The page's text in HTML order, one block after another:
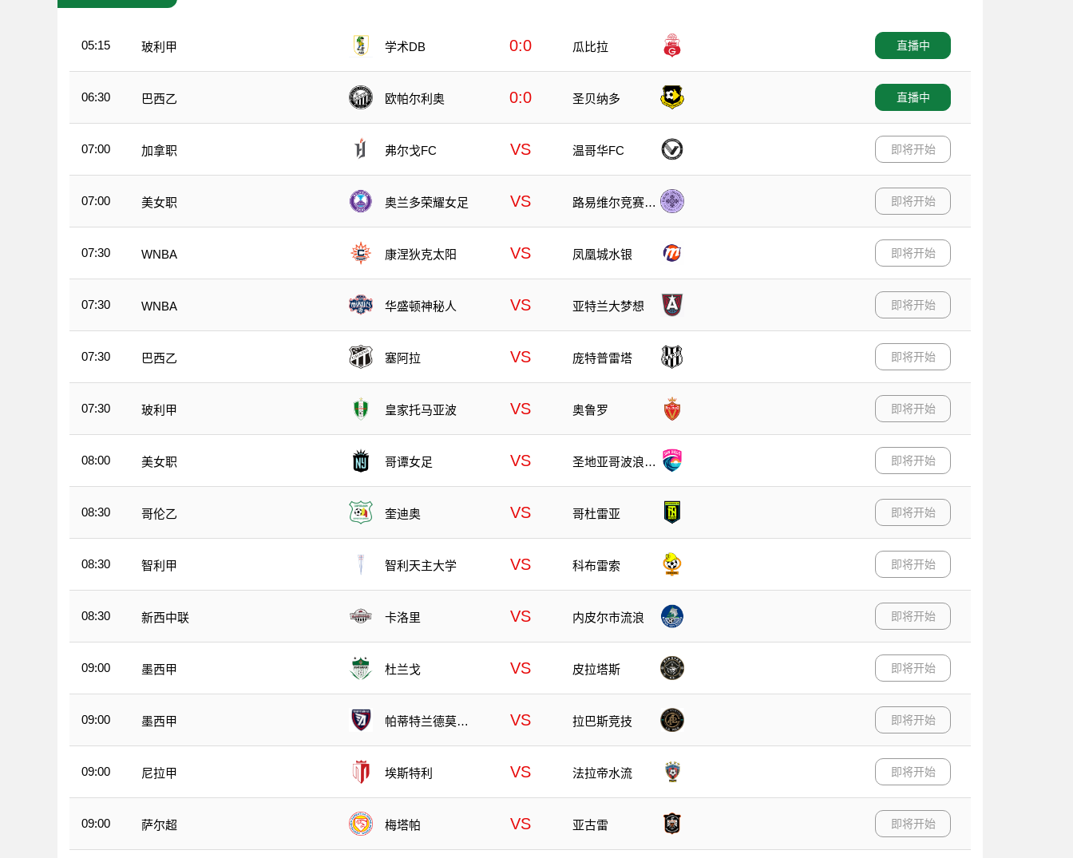
05:15 玻利甲 学术DB 0:0 瓜比拉 直播中
06:30 巴西乙 欧帕尔利奥 0:0 圣贝纳多 直播中
07:00 加拿职 弗尔戈FC VS 温哥华FC 即将开始
07:00 美女职 奥兰多荣耀女足 VS
路易维尔竞赛女
即将开始
07:30 WNBA 康涅狄克太阳 VS 凤凰城水银 即将开始
07:30 WNBA 华盛顿神秘人 VS 亚特兰大梦想 即将开始
07:30 巴西乙 塞阿拉 VS 庞特普雷塔 即将开始
07:30 玻利甲 皇家托马亚波 VS 奥鲁罗 即将开始
08:00 美女职 哥谭女足 VS
圣地亚哥波浪女
即将开始
08:30 哥伦乙 奎迪奥 VS 哥杜雷亚 即将开始
08:30 智利甲 智利天主大学 VS 科布雷索 即将开始
08:30 新西中联 卡洛里 VS 内皮尔市流浪 即将开始
09:00 墨西甲 杜兰戈 VS 皮拉塔斯 即将开始
09:00 墨西甲
帕蒂特兰德莫雷
VS 拉巴斯竞技 即将开始
09:00 尼拉甲 埃斯特利 VS 法拉帝水流 即将开始
09:00 萨尔超 梅塔帕 VS 亚古雷 即将开始